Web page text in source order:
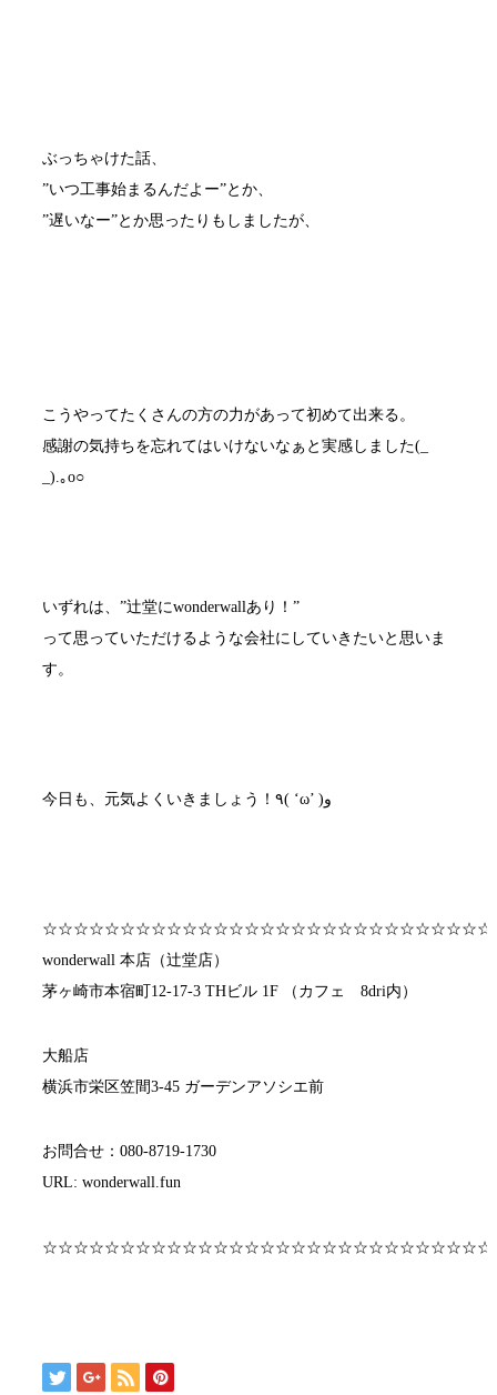
ぶっちゃけた話、
”いつ工事始まるんだよー”とか、
”遅いなー”とか思ったりもしましたが、
こうやってたくさんの方の力があって初めて出来る。
感謝の気持ちを忘れてはいけないなぁと実感しました(_
_).｡o○
いずれは、”辻堂にwonderwallあり！”
って思っていただけるような会社にしていきたいと思いま
す。
今日も、元気よくいきましょう！٩( ‘ω’ )و
wonderwall 本店（辻堂店）
茅ヶ崎市本宿町12-17-3 THビル 1F （カフェ 8dri内）
大船店
横浜市栄区笠間3-45 ガーデンアソシエ前
お問合せ：080-8719-1730
URL: wonderwall.fun